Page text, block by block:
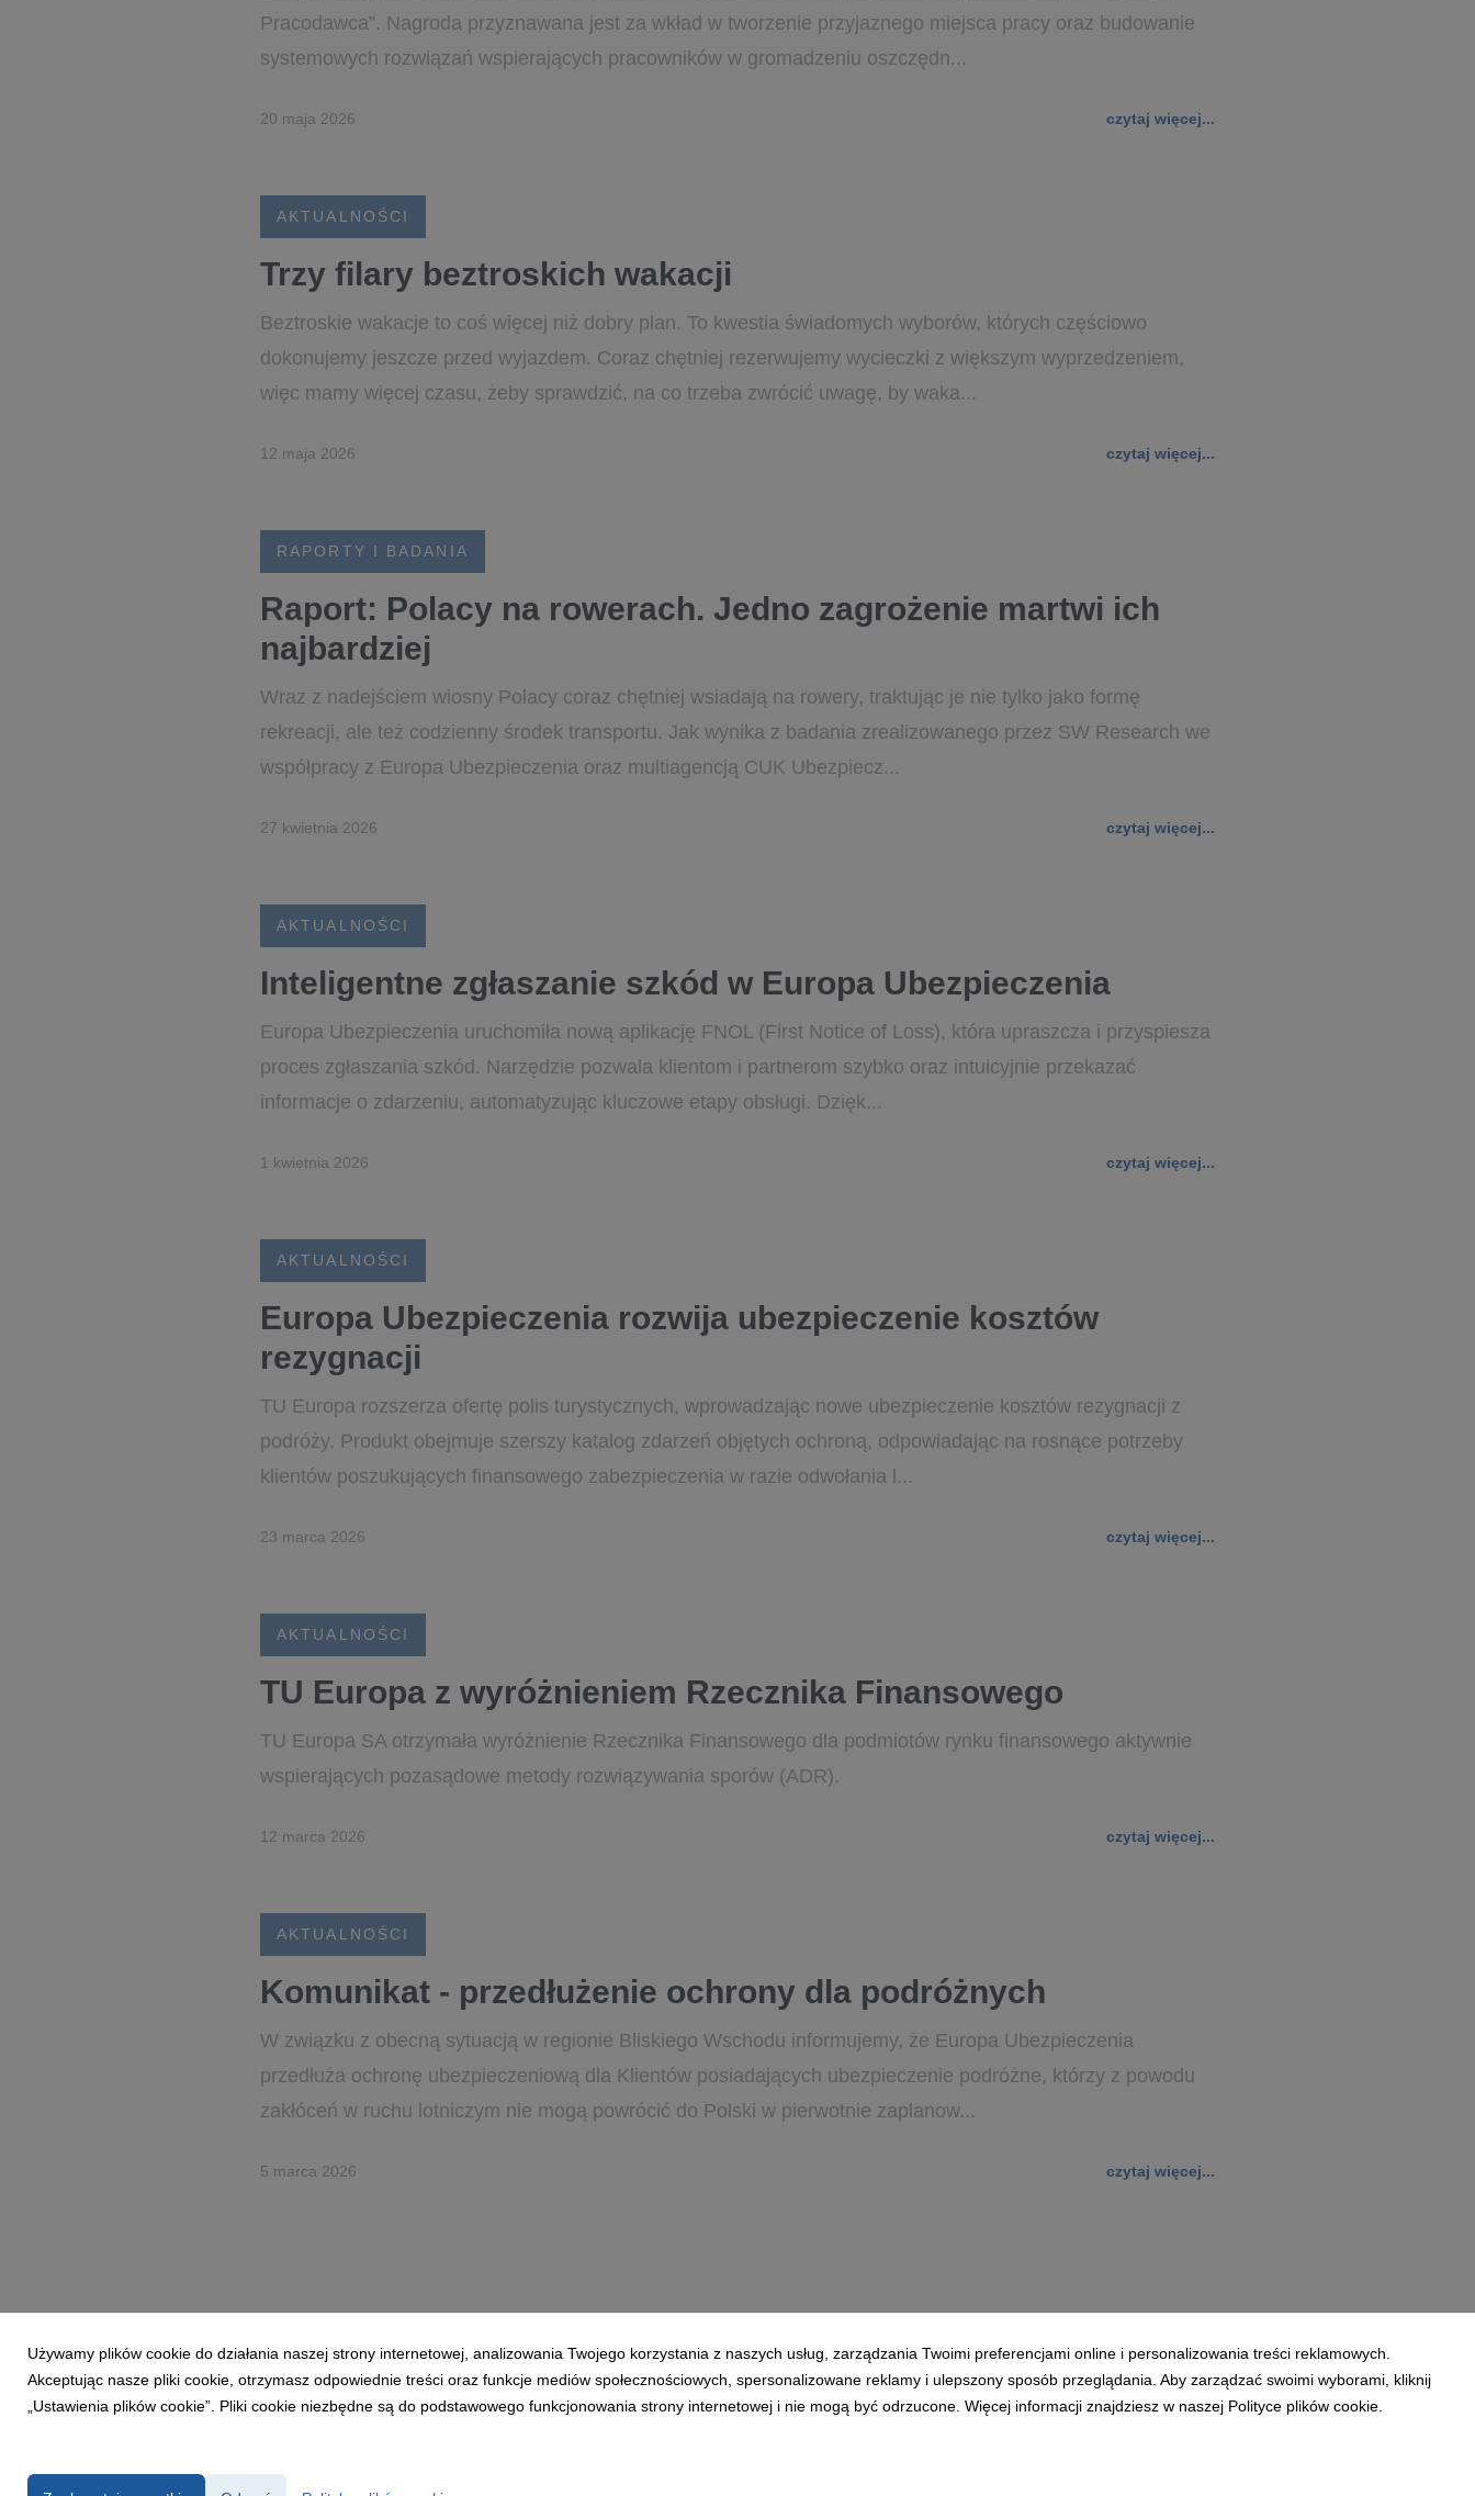
Pracodawca”. Nagroda przyznawana jest za wkład w tworzenie przyjaznego miejsca pracy oraz budowanie
systemowych rozwiązań wspierających pracowników w gromadzeniu oszczędn...
20 maja 2026 czytaj więcej...
AKTUALNOŚCI
Trzy filary beztroskich wakacji
Beztroskie wakacje to coś więcej niż dobry plan. To kwestia świadomych wyborów, których częściowo
dokonujemy jeszcze przed wyjazdem. Coraz chętniej rezerwujemy wycieczki z większym wyprzedzeniem,
więc mamy więcej czasu, żeby sprawdzić, na co trzeba zwrócić uwagę, by waka...
12 maja 2026 czytaj więcej...
RAPORTY I BADANIA
Raport: Polacy na rowerach. Jedno zagrożenie martwi ich
najbardziej
Wraz z nadejściem wiosny Polacy coraz chętniej wsiadają na rowery, traktując je nie tylko jako formę
rekreacji, ale też codzienny środek transportu. Jak wynika z badania zrealizowanego przez SW Research we
współpracy z Europa Ubezpieczenia oraz multiagencją CUK Ubezpiecz...
27 kwietnia 2026 czytaj więcej...
AKTUALNOŚCI
Inteligentne zgłaszanie szkód w Europa Ubezpieczenia
Europa Ubezpieczenia uruchomiła nową aplikację FNOL (First Notice of Loss), która upraszcza i przyspiesza
proces zgłaszania szkód. Narzędzie pozwala klientom i partnerom szybko oraz intuicyjnie przekazać
informacje o zdarzeniu, automatyzując kluczowe etapy obsługi. Dzięk...
1 kwietnia 2026 czytaj więcej...
AKTUALNOŚCI
Europa Ubezpieczenia rozwija ubezpieczenie kosztów
rezygnacji
TU Europa rozszerza ofertę polis turystycznych, wprowadzając nowe ubezpieczenie kosztów rezygnacji z
podróży. Produkt obejmuje szerszy katalog zdarzeń objętych ochroną, odpowiadając na rosnące potrzeby
klientów poszukujących finansowego zabezpieczenia w razie odwołania l...
23 marca 2026 czytaj więcej...
AKTUALNOŚCI
TU Europa z wyróżnieniem Rzecznika Finansowego
TU Europa SA otrzymała wyróżnienie Rzecznika Finansowego dla podmiotów rynku finansowego aktywnie
wspierających pozasądowe metody rozwiązywania sporów (ADR).
12 marca 2026 czytaj więcej...
AKTUALNOŚCI
Komunikat - przedłużenie ochrony dla podróżnych
W związku z obecną sytuacją w regionie Bliskiego Wschodu informujemy, że Europa Ubezpieczenia
przedłuża ochronę ubezpieczeniową dla Klientów posiadających ubezpieczenie podróżne, którzy z powodu
zakłóceń w ruchu lotniczym nie mogą powrócić do Polski w pierwotnie zaplanow...
5 marca 2026 czytaj więcej...
1 2 3 4 5 6 7
Używamy plików cookie do działania naszej strony internetowej, analizowania Twojego korzystania z naszych usług, zarządzania Twoimi preferencjami online i personalizowania treści reklamowych.
Akceptując nasze pliki cookie, otrzymasz odpowiednie treści oraz funkcje mediów społecznościowych, spersonalizowane reklamy i ulepszony sposób przeglądania. Aby zarządzać swoimi wyborami, kliknij
„Ustawienia plików cookie”. Pliki cookie niezbędne są do podstawowego funkcjonowania strony internetowej i nie mogą być odrzucone. Więcej informacji znajdziesz w naszej Polityce plików cookie.